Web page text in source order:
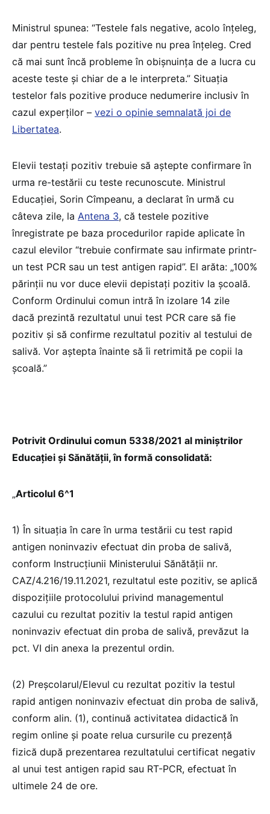
Ministrul spunea: “Testele fals negative, acolo înțeleg,
dar pentru testele fals pozitive nu prea înțeleg. Cred
că mai sunt încă probleme în obișnuința de a lucra cu
aceste teste și chiar de a le interpreta.” Situația
testelor fals pozitive produce nedumerire inclusiv în
cazul experților – vezi o opinie semnalată joi de
Libertatea.
Elevii testați pozitiv trebuie să aștepte confirmare în
urma re-testării cu teste recunoscute. Ministrul
Educației, Sorin Cîmpeanu, a declarat în urmă cu
câteva zile, la Antena 3, că testele pozitive
înregistrate pe baza procedurilor rapide aplicate în
cazul elevilor “trebuie confirmate sau infirmate printr-
un test PCR sau un test antigen rapid”. El arăta: „100%
părinţii nu vor duce elevii depistați pozitiv la şcoală.
Conform Ordinului comun intră în izolare 14 zile
dacă prezintă rezultatul unui test PCR care să fie
pozitiv şi să confirme rezultatul pozitiv al testului de
salivă. Vor aștepta înainte să îi retrimită pe copii la
şcoală.”
Potrivit Ordinului comun 5338/2021 al miniștrilor
Educației și Sănătății, în formă consolidată:
„Articolul 6^1
1) În situația în care în urma testării cu test rapid
antigen noninvaziv efectuat din proba de salivă,
conform Instrucțiunii Ministerului Sănătății nr.
CAZ/4.216/19.11.2021, rezultatul este pozitiv, se aplică
dispozițiile protocolului privind managementul
cazului cu rezultat pozitiv la testul rapid antigen
noninvaziv efectuat din proba de salivă, prevăzut la
pct. VI din anexa la prezentul ordin.
(2) Preșcolarul/Elevul cu rezultat pozitiv la testul
rapid antigen noninvaziv efectuat din proba de salivă,
conform alin. (1), continuă activitatea didactică în
regim online și poate relua cursurile cu prezență
fizică după prezentarea rezultatului certificat negativ
al unui test antigen rapid sau RT-PCR, efectuat în
ultimele 24 de ore.